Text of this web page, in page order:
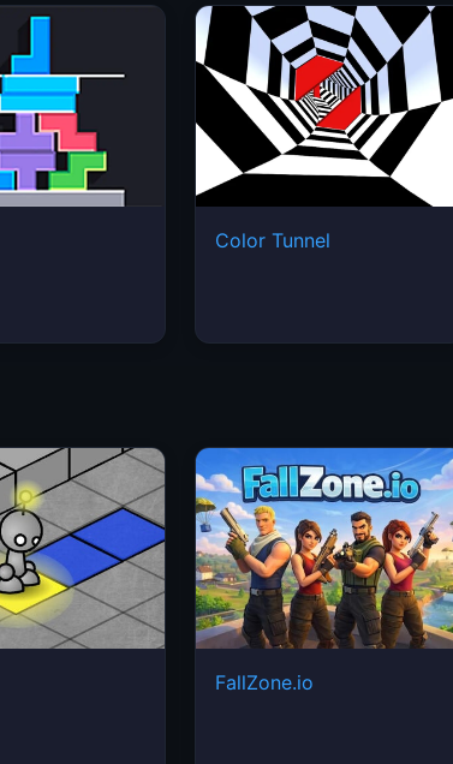
Color Tunnel
FallZone.io